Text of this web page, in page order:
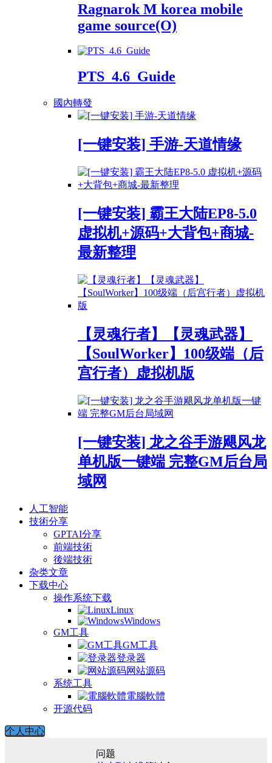
Ragnarok M korea mobile
game source(O)
PTS_4.6_Guide
國內轉發
[一键安装] 手游-天道情缘
[一键安装] 霸王大陆EP8-5.0
虚拟机+源码+大背包+商城-
最新整理
【灵魂行者】【灵魂武器】
【SoulWorker】100级端（后
宫行者）虚拟机版
[一键安装] 龙之谷手游飓风龙
单机版一键端 完整GM后台局
域网
人工智能
技術分享
GPTAI分享
前端技術
後端技術
杂类文章
下载中心
操作系统下载
Linux
Windows
GM工具
GM工具
登录器
网站源码
系统工具
電腦軟體
开源代码
个人中心
问题